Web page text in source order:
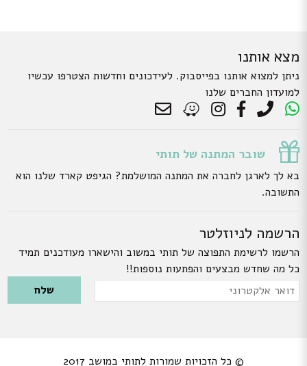
מצא אותנו
ניתן למצוא אותנו בפייסבוק. לעידכונים וחדשות הצטרפו עכשיו
למועדון החברים שלנו
שובר המתנה של תותי
בא לך לארגן לחברה את המתנה המושלמת? הגיפט קארד שלנו הוא
התשובה.
הרשמה לניוזלטר
הרשמו לרשימת התפוצה של תותי במשוב והישארו מעודכנים תמיד
כל מה שחדש מבצעים והפתעות נוספות!!
Please leave this field empty.
דואר
© כל הזכויות שמורות לתותי במושב 2017